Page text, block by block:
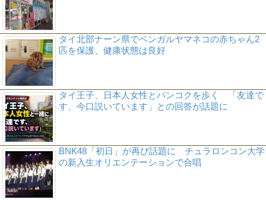
タイ北部ナーン県でベンガルヤマネコの赤ちゃん2
匹を保護、健康状態は良好
タイ王子、日本人女性とバンコクを歩く 「友達で
す、今口説いています」との回答が話題に
BNK48「初日」が再び話題に チュラロンコン大学
の新入生オリエンテーションで合唱